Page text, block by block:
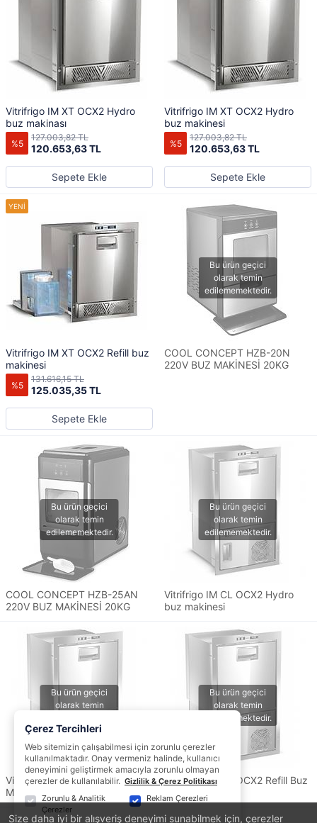
Size daha iyi bir alışveriş deneyimi sunabilmek için, çerezler
Vitrifrigo IM XT OCX2 Hydro
buz makinası
%5 120.653,63 TL
127.003,82 TL
Sepete Ekle
Vitrifrigo IM XT OCX2 Hydro
buz makinesi
%5 120.653,63 TL
127.003,82 TL
Sepete Ekle
Vitrifrigo IM XT OCX2 Refill buz
makinesi
%5 125.035,35 TL
131.616,15 TL
Sepete Ekle
COOL CONCEPT HZB-20N
220V BUZ MAKİNESİ 20KG
COOL CONCEPT HZB-25AN
220V BUZ MAKİNESİ 20KG
Vitrifrigo IM CL OCX2 Hydro
buz makinesi
Vitrifrigo IM CL OCX2 Refill Buz
Makinası
Vitrifrigo IM CL OCX2 Refill Buz
Çerez Tercihleri
Web sitemizin çalışabilmesi için zorunlu çerezler
kullanılmaktadır. Onay vermeniz halinde, kullanıcı
deneyimini geliştirmek amacıyla zorunlu olmayan
çerezler de kullanılabilir. Gizlilik & Çerez Politikası
Zorunlu & Analitik
Çerezler
Reklam Çerezleri